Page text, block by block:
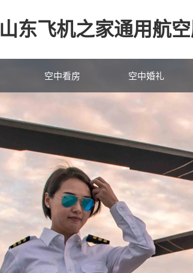
山东飞机之家通用航
空中看房 空中婚礼